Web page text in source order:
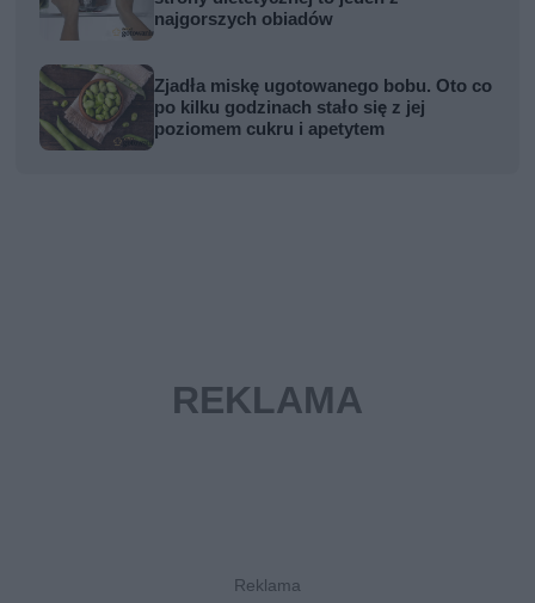
najgorszych obiadów
Zjadła miskę ugotowanego bobu. Oto co
po kilku godzinach stało się z jej
poziomem cukru i apetytem